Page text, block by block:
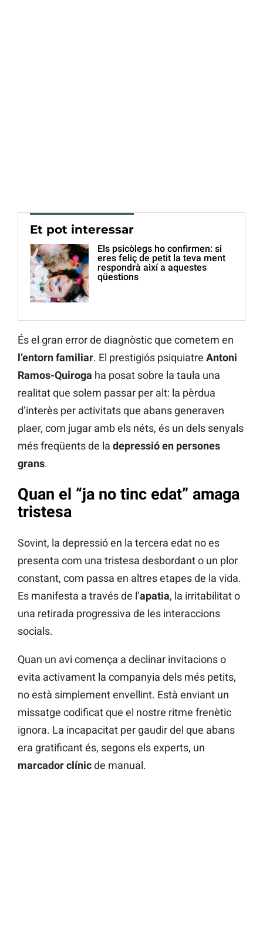
Et pot interessar
Els psicòlegs ho confirmen: si
eres feliç de petit la teva ment
respondrà així a aquestes
qüestions
És el gran error de diagnòstic que cometem en
l’entorn familiar. El prestigiós psiquiatre Antoni
Ramos-Quiroga ha posat sobre la taula una
realitat que solem passar per alt: la pèrdua
d’interès per activitats que abans generaven
plaer, com jugar amb els néts, és un dels senyals
més freqüents de la depressió en persones
grans.
Quan el “ja no tinc edat” amaga
tristesa
Sovint, la depressió en la tercera edat no es
presenta com una tristesa desbordant o un plor
constant, com passa en altres etapes de la vida.
Es manifesta a través de l’apatia, la irritabilitat o
una retirada progressiva de les interaccions
socials.
Quan un avi comença a declinar invitacions o
evita activament la companyia dels més petits,
no està simplement envellint. Està enviant un
missatge codificat que el nostre ritme frenètic
ignora. La incapacitat per gaudir del que abans
era gratificant és, segons els experts, un
marcador clínicde manual.